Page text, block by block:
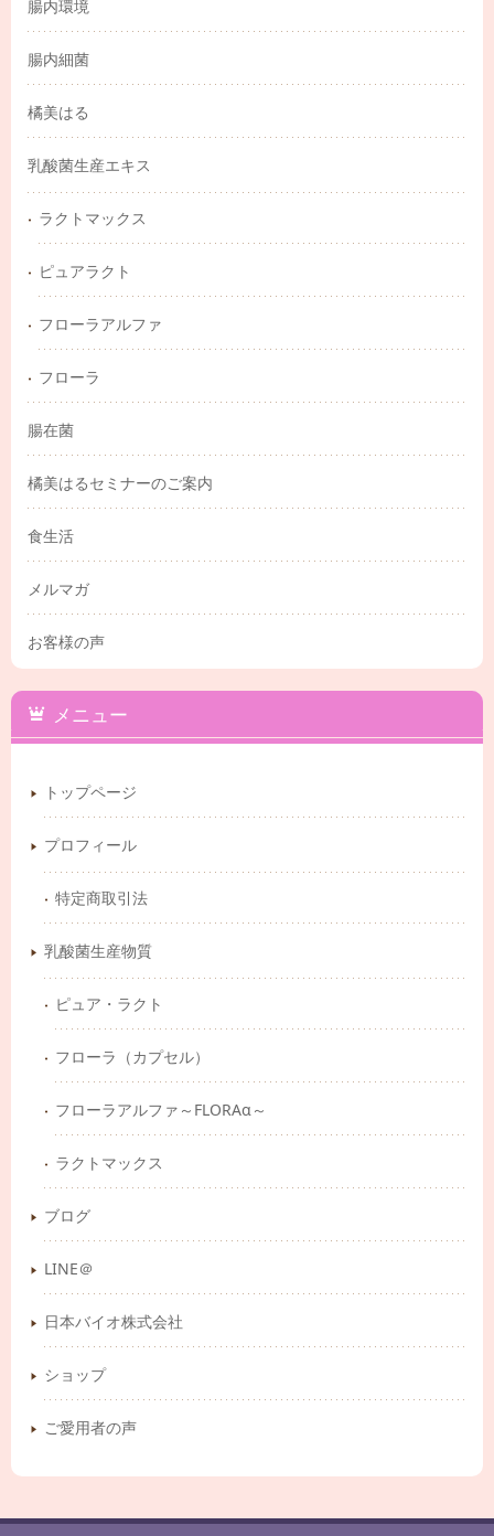
腸内環境
腸内細菌
橘美はる
乳酸菌生産エキス
ラクトマックス
ピュアラクト
フローラアルファ
フローラ
腸在菌
橘美はるセミナーのご案内
食生活
メルマガ
お客様の声
メニュー
トップページ
プロフィール
特定商取引法
乳酸菌生産物質
ピュア・ラクト
フローラ（カプセル）
フローラアルファ～FLORAα～
ラクトマックス
ブログ
LINE＠
日本バイオ株式会社
ショップ
ご愛用者の声